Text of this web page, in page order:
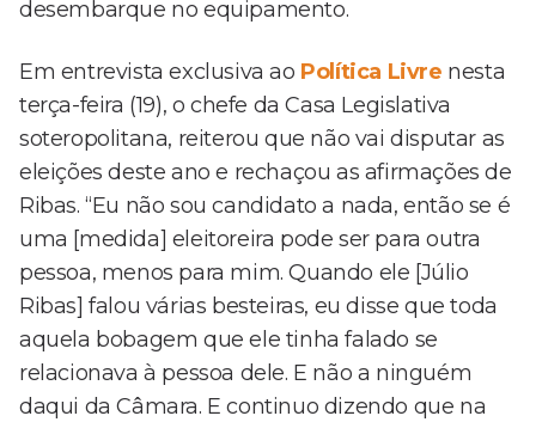
desembarque no equipamento.
Em entrevista exclusiva ao Política Livre nesta
terça-feira (19), o chefe da Casa Legislativa
soteropolitana, reiterou que não vai disputar as
eleições deste ano e rechaçou as afirmações de
Ribas. “Eu não sou candidato a nada, então se é
uma [medida] eleitoreira pode ser para outra
pessoa, menos para mim. Quando ele [Júlio
Ribas] falou várias besteiras, eu disse que toda
aquela bobagem que ele tinha falado se
relacionava à pessoa dele. E não a ninguém
daqui da Câmara. E continuo dizendo que na